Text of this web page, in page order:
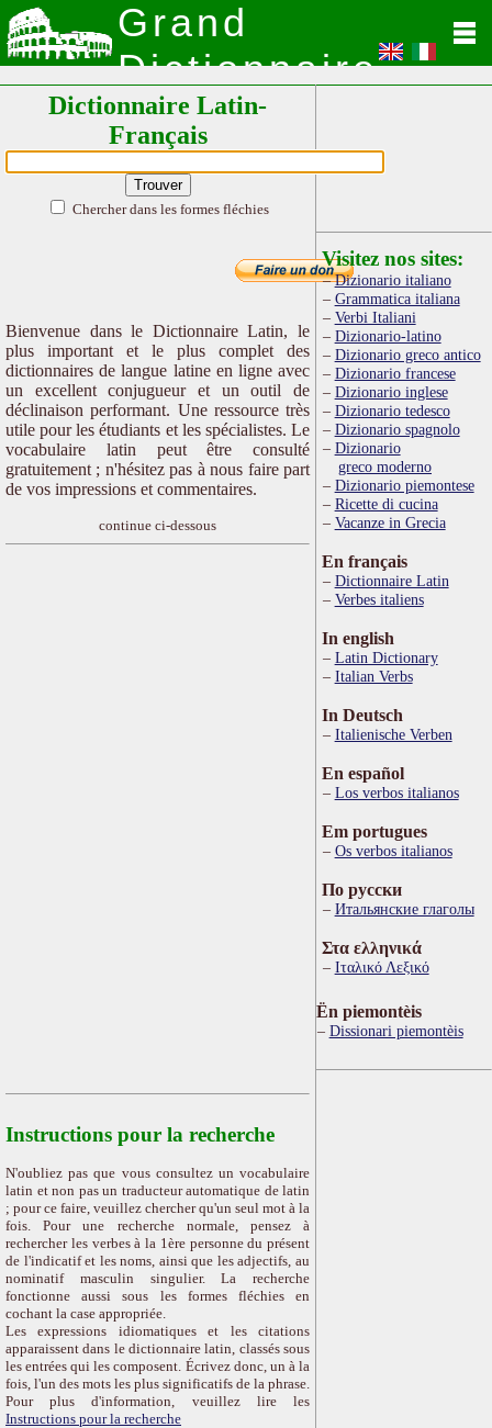
Grand
Dictionnaire
Latin
Dictionnaire Latin-
Français
Chercher dans les formes fléchies
Bienvenue dans le Dictionnaire Latin, le
plus important et le plus complet des
dictionnaires de langue latine en ligne avec
un excellent conjugueur et un outil de
déclinaison performant. Une ressource très
utile pour les étudiants et les spécialistes. Le
vocabulaire latin peut être consulté
gratuitement ; n'hésitez pas à nous faire part
de vos impressions et commentaires.
continue ci-dessous
Instructions pour la recherche
N'oubliez pas que vous consultez un vocabulaire
latin et non pas un traducteur automatique de latin
; pour ce faire, veuillez chercher qu'un seul mot à la
fois. Pour une recherche normale, pensez à
rechercher les verbes à la 1ère personne du présent
de l'indicatif et les noms, ainsi que les adjectifs, au
nominatif masculin singulier. La recherche
fonctionne aussi sous les formes fléchies en
cochant la case appropriée.
Les expressions idiomatiques et les citations
apparaissent dans le dictionnaire latin, classés sous
les entrées qui les composent. Écrivez donc, un à la
fois, l'un des mots les plus significatifs de la phrase.
Pour plus d'information, veuillez lire les
Instructions pour la recherche
Visitez nos sites:
Dizionario italiano
Grammatica italiana
Verbi Italiani
Dizionario-latino
Dizionario greco antico
Dizionario francese
Dizionario inglese
Dizionario tedesco
Dizionario spagnolo
Dizionario
greco moderno
Dizionario piemontese
Ricette di cucina
Vacanze in Grecia
En français
Dictionnaire Latin
Verbes italiens
In english
Latin Dictionary
Italian Verbs
In Deutsch
Italienische Verben
En español
Los verbos italianos
Em portugues
Os verbos italianos
По русски
Итальянские глаголы
Στα ελληνικά
Ιταλικό Λεξικό
Ën piemontèis
Dissionari piemontèis